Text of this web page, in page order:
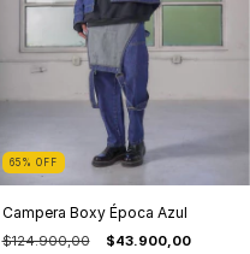
65 % OFF
Campera Boxy Época Azul
$124.900,00 $43.900,00